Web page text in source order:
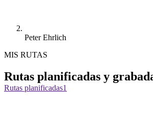
Peter Ehrlich
MIS RUTAS
Rutas planificadas y
Rutas planificadas1